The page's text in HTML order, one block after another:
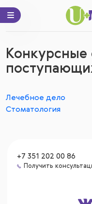
Конкурсные
Лечебное дело
Стоматология
+7 351 202 00 86
Получить